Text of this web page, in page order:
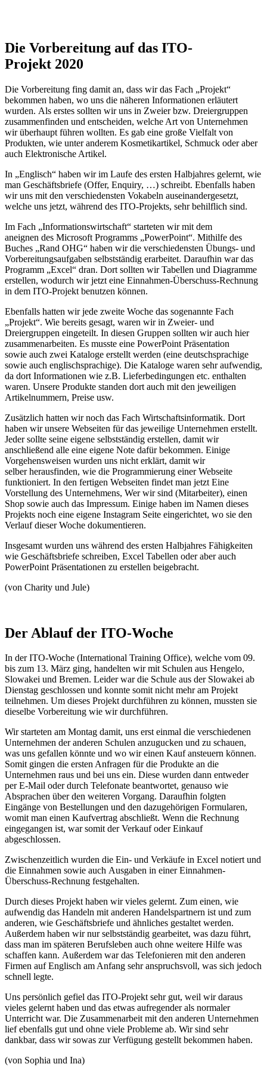
Die Vorbereitung auf das ITO-
Projekt 2020
Die Vorbereitung fing damit an, dass wir das Fach „Projekt“
bekommen haben, wo uns die näheren Informationen erläutert
wurden. Als erstes sollten wir uns in Zweier bzw. Dreiergruppen
zusammenfinden und entscheiden, welche Art von Unternehmen
wir überhaupt führen wollten. Es gab eine große Vielfalt von
Produkten, wie unter anderem Kosmetikartikel, Schmuck oder aber
auch Elektronische Artikel.
In „Englisch“ haben wir im Laufe des ersten Halbjahres gelernt, wie
man Geschäftsbriefe (Offer, Enquiry, …) schreibt. Ebenfalls haben
wir uns mit den verschiedensten Vokabeln auseinandergesetzt,
welche uns jetzt, während des ITO-Projekts, sehr behilflich sind.
Im Fach „Informationswirtschaft“ starteten wirmit dem
aneignen des Microsoft Programms „PowerPoint“. Mithilfe des
Buches „Rand OHG“ haben wir die verschiedensten Übungs- und
Vorbereitungsaufgaben selbstständig erarbeitet. Daraufhin war das
Programm „Excel“ dran. Dort sollten wir Tabellen und Diagramme
erstellen, wodurch wir jetzt eine Einnahmen-Überschuss-Rechnung
in dem ITO-Projekt benutzen können.
Ebenfalls hatten wir jede zweite Woche das sogenannte Fach
„Projekt“. Wie bereits gesagt, waren wir in Zweier- und
Dreiergruppen eingeteilt. In diesen Gruppen sollten wir auch hier
zusammenarbeiten. Es musste eine PowerPoint Präsentation
sowie auch zwei Kataloge erstellt werden (eine deutschsprachige
sowie auch englischsprachige). Die Kataloge waren sehr aufwendig,
da dort Informationen wie z.B. Lieferbedingungen etc. enthalten
waren. Unsere Produkte standen dort auch mit den jeweiligen
Artikelnummern, Preise usw.
Zusätzlich hatten wir noch das Fach Wirtschaftsinformatik. Dort
haben wir unsere Webseiten für das jeweilige Unternehmen erstellt.
Jeder sollte seine eigene selbstständig erstellen, damit wir
anschließend alle eine eigene Note dafür bekommen. Einige
Vorgehensweisen wurden uns nicht erklärt, damit wir
selberherausfinden, wie die Programmierung einer Webseite
funktioniert. In den fertigen Webseiten findet man jetzt Eine
Vorstellung des Unternehmens, Wer wir sind (Mitarbeiter), einen
Shop sowie auch das Impressum. Einige haben im Namen dieses
Projekts noch eine eigene Instagram Seite eingerichtet, wo sie den
Verlauf dieser Woche dokumentieren.
Insgesamt wurden uns während des ersten Halbjahres Fähigkeiten
wie Geschäftsbriefe schreiben, Excel Tabellen oder aber auch
PowerPoint Präsentationen zu erstellen beigebracht.
(von Charity und Jule)
Der Ablauf der ITO-Woche
In der ITO-Woche (International Training Office), welche vom 09.
bis zum 13. März ging, handelten wir mit Schulen aus Hengelo,
Slowakei und Bremen. Leider war die Schule aus der Slowakei ab
Dienstag geschlossen und konnte somit nicht mehr am Projekt
teilnehmen. Um dieses Projekt durchführen zu können, mussten sie
dieselbe Vorbereitung wie wir durchführen.
Wir starteten am Montag damit, uns erst einmal die verschiedenen
Unternehmen der anderen Schulen anzugucken und zu schauen,
was uns gefallen könnte und wo wir einen Kauf ansteuern können.
Somit gingen die ersten Anfragen für die Produkte an die
Unternehmen raus und bei uns ein. Diese wurden dann entweder
per E-Mail oder durch Telefonate beantwortet, genauso wie
Absprachen über den weiteren Vorgang. Daraufhin folgten
Eingänge von Bestellungen und den dazugehörigen Formularen,
womit man einen Kaufvertrag abschließt. Wenn die Rechnung
eingegangen ist, war somit der Verkauf oder Einkauf
abgeschlossen.
Zwischenzeitlich wurden die Ein- und Verkäufe in Excel notiert und
die Einnahmen sowie auch Ausgaben in einer Einnahmen-
Überschuss-Rechnung festgehalten.
Durch dieses Projekt haben wir vieles gelernt. Zum einen, wie
aufwendig das Handeln mit anderen Handelspartnern ist und zum
anderen, wie Geschäftsbriefe und ähnliches gestaltet werden.
Außerdem haben wir nur selbstständig gearbeitet, was dazu führt,
dass man im späteren Berufsleben auch ohne weitere Hilfe was
schaffen kann. Außerdem war das Telefonieren mit den anderen
Firmen auf Englisch am Anfang sehr anspruchsvoll, was sich jedoch
schnell legte.
Uns persönlich gefiel das ITO-Projekt sehr gut, weil wir daraus
vieles gelernt haben und das etwas aufregender als normaler
Unterricht war. Die Zusammenarbeit mit den anderen Unternehmen
lief ebenfalls gut und ohne viele Probleme ab. Wir sind sehr
dankbar, dass wir sowas zur Verfügung gestellt bekommen haben.
(von Sophia und Ina)